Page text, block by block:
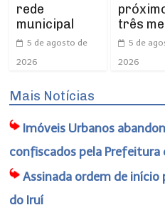
rede
municipal
5 de agosto de
2026
três
5 de
2026
Mais Notícias
Imóveis Urbanos
confiscados pela Prefeitura
Assinada ordem de
do Iruí